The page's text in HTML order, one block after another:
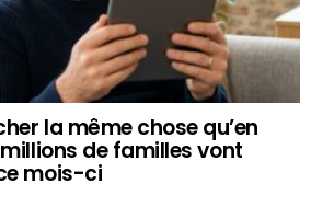
la même chose qu’en
de familles vont
mois-ci